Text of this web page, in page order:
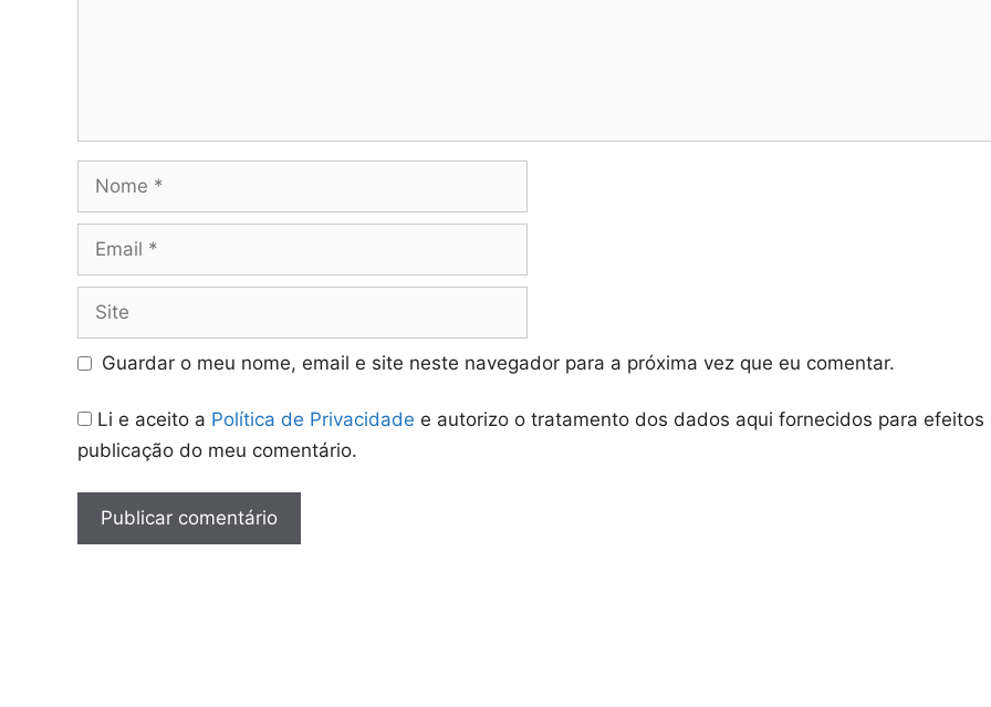
Nome
Email
Site
Guardar o meu nome, email e site neste navegador para a próxima vez que eu comentar.
Li e aceito a Política de Privacidade e autorizo o tratamento dos dados aqui fornecidos para efeitos
publicação do meu comentário.